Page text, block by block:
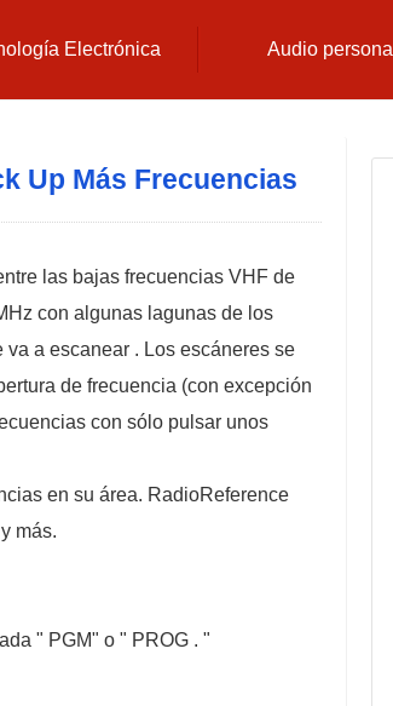
Electrónica Audio personal
Up Más Frecuencias
las bajas frecuencias VHF de
con algunas lagunas de los
a escanear . Los escáneres se
de frecuencia (con excepción
con sólo pulsar unos
en su área. RadioReference
más.
" PGM" o " PROG . "